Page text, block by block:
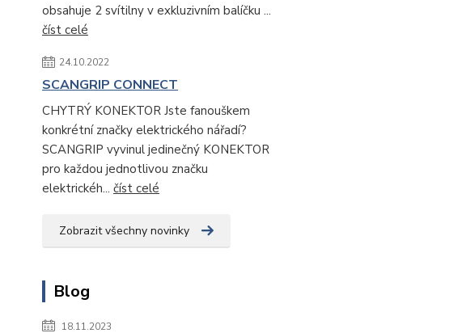
obsahuje 2 svítilny v exkluzivním balíčku ...
číst celé
24.10.2022
SCANGRIP CONNECT
CHYTRÝ KONEKTOR Jste fanouškem
konkrétní značky elektrického nářadí?
SCANGRIP vyvinul jedinečný KONEKTOR
pro každou jednotlivou značku
elektrickéh... číst celé
Zobrazit všechny novinky
Blog
18.11.2023